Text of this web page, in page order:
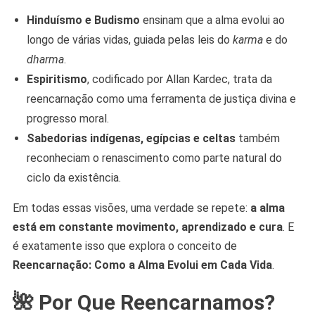
Hinduísmo e Budismo ensinam que a alma evolui ao
longo de várias vidas, guiada pelas leis do karmae do
dharma.
Espiritismo, codificado por Allan Kardec, trata da
reencarnação como uma ferramenta de justiça divina e
progresso moral.
Sabedorias indígenas, egípcias e celtastambém
reconheciam o renascimento como parte natural do
ciclo da existência.
Em todas essas visões, uma verdade se repete: a alma
está em constante movimento, aprendizado e cura. E
é exatamente isso que explora o conceito de
Reencarnação: Como a Alma Evolui em Cada Vida.
🌺 Por Que Reencarnamos?